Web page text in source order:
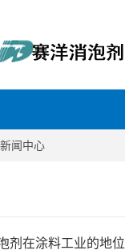
新闻中心
剂在涂料工业的地位